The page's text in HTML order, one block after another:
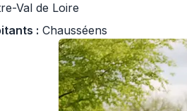
Val de Loire
: Chausséens